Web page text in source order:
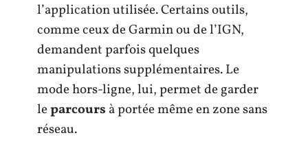
l’application utilisée. Certains outils,
comme ceux de Garmin ou de l’IGN,
demandent parfois quelques
manipulations supplémentaires. Le
mode hors-ligne, lui, permet de garder
leparcours à portée même en zone sans
réseau.